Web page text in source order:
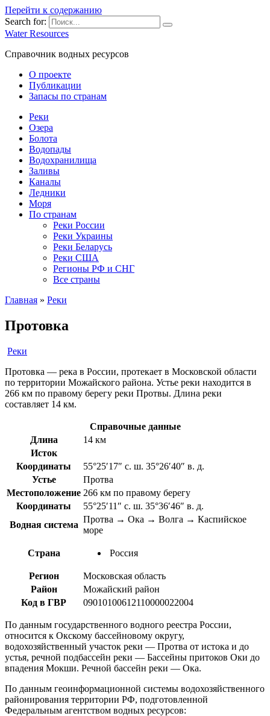
Перейти к содержанию
Search for:
Water Resources
Справочник водных ресурсов
О проекте
Публикации
Запасы по странам
Реки
Озера
Болота
Водопады
Водохранилища
Заливы
Каналы
Ледники
Моря
По странам
Реки России
Реки Украины
Реки Беларусь
Реки США
Регионы РФ и СНГ
Все страны
Главная » Реки
Протовка
Реки
Протовка — река в России, протекает в Московской области
по территории Можайского района. Устье реки находится в
266 км по правому берегу реки Протвы. Длина реки
составляет 14 км.
Справочные данные
Длина
14 км
Исток
Координаты
55°25′17″ с. ш. 35°26′40″ в. д.
Устье
Протва
Местоположение 266 км по правому берегу
Координаты
55°25′11″ с. ш. 35°36′46″ в. д.
Водная система
Протва → Ока → Волга → Каспийское
море
Страна Россия
Регион
Московская область
Район
Можайский район
Код в ГВР
09010100612110000022004
По данным государственного водного реестра России,
относится к Окскому бассейновому округу,
водохозяйственный участок реки — Протва от истока и до
устья, речной подбассейн реки — Бассейны притоков Оки до
впадения Мокши. Речной бассейн реки — Ока.
По данным геоинформационной системы водохозяйственного
районирования территории РФ, подготовленной
Федеральным агентством водных ресурсов: